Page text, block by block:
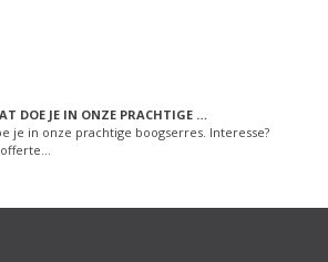
DOE JE IN ONZE PRACHTIGE …
je in onze prachtige boogserres. Interesse?